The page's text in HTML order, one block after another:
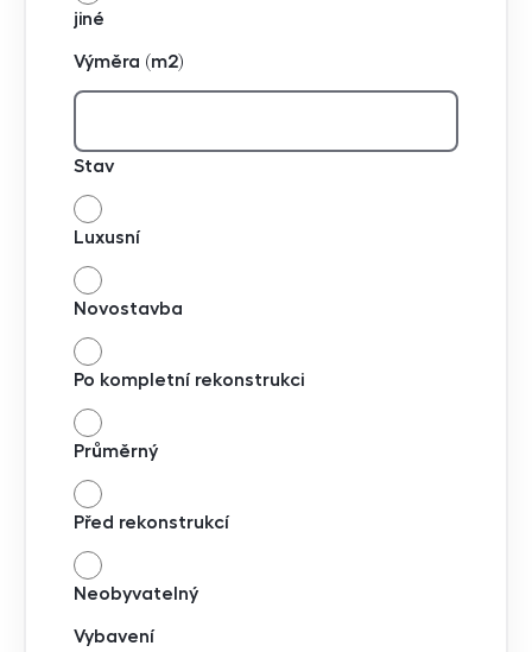
jiné
Výměra (m2)
Stav
Luxusní
Novostavba
Po kompletní rekonstrukci
Průměrný
Před rekonstrukcí
Neobyvatelný
Vybavení